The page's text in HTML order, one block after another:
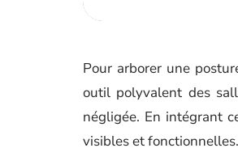
Pour arborer une
outil polyvalent des
négligée. En intégrant
visibles et fonctionnelles.